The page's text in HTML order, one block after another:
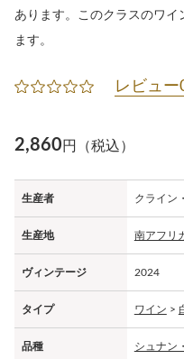
あります。このクラスのワイ
ます。
レビュー
2,860円（税込）
生産者 クライン
生産地 南アフリ
ヴィンテージ 2024
タイプ ワイン >
品種 シュナン